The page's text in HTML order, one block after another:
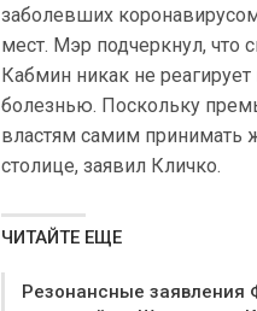
заболевших
мест. Мэр подчеркнул, что
Кабмин никак не
болезнью. Поскольку
властям самим принимать
столице, заявил Кличко.
ЧИТАЙТЕ ЕЩЕ
Резонансные заявления